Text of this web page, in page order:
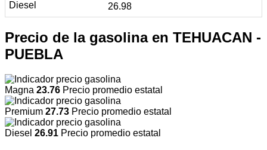
26.98
Precio de la gasolina en TEHUACAN -
PUEBLA
Magna 23.76 Precio promedio estatal
Premium 27.73 Precio promedio estatal
Diesel 26.91 Precio promedio estatal